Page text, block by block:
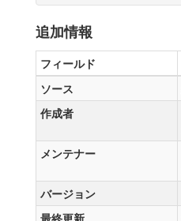
追加情報
フィールド
ソース
作成者
メンテナー
バージョン